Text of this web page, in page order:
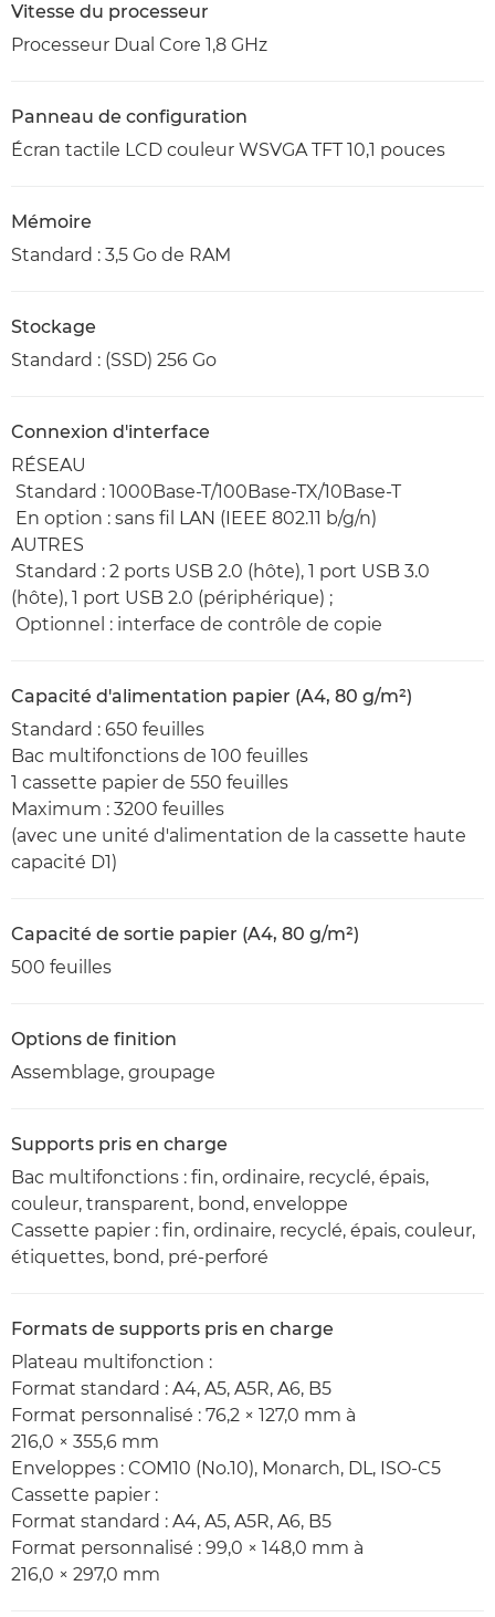
Vitesse du processeur
Processeur Dual Core 1,8 GHz
Panneau de configuration
Écran tactile LCD couleur WSVGA TFT 10,1 pouces
Mémoire
Standard : 3,5 Go de RAM
Stockage
Standard : (SSD) 256 Go
Connexion d'interface
RÉSEAU
Standard : 1000Base-T/100Base-TX/10Base-T
En option : sans fil LAN (IEEE 802.11 b/g/n)
AUTRES
Standard : 2 ports USB 2.0 (hôte), 1 port USB 3.0
(hôte), 1 port USB 2.0 (périphérique) ;
Optionnel : interface de contrôle de copie
Capacité d'alimentation papier (A4, 80 g/m²)
Standard : 650 feuilles
Bac multifonctions de 100 feuilles
1 cassette papier de 550 feuilles
Maximum : 3200 feuilles
(avec une unité d'alimentation de la cassette haute
capacité D1)
Capacité de sortie papier (A4, 80 g/m²)
500 feuilles
Options de finition
Assemblage, groupage
Supports pris en charge
Bac multifonctions : fin, ordinaire, recyclé, épais,
couleur, transparent, bond, enveloppe
Cassette papier : fin, ordinaire, recyclé, épais, couleur,
étiquettes, bond, pré-perforé
Formats de supports pris en charge
Plateau multifonction :
Format standard : A4, A5, A5R, A6, B5
Format personnalisé : 76,2 × 127,0 mm à
216,0 × 355,6 mm
Enveloppes : COM10 (No.10), Monarch, DL, ISO-C5
Cassette papier :
Format standard : A4, A5, A5R, A6, B5
Format personnalisé : 99,0 × 148,0 mm à
216,0 × 297,0 mm